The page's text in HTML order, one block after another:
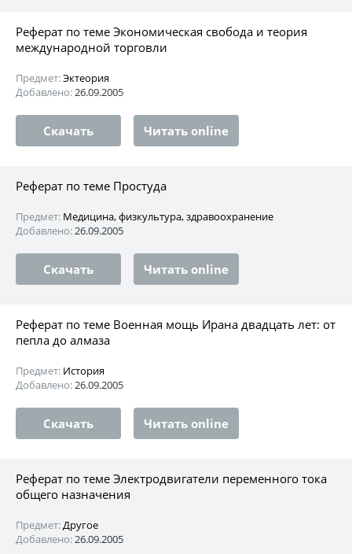
Реферат по теме Экономическая свобода и теория
международной торговли
Предмет:Эктеория
Добавлено:26.09.2005
Скачать Читать online
Реферат по теме Простуда
Предмет: Медицина, физкультура, здравоохранение
Добавлено:26.09.2005
Скачать Читать online
Реферат по теме Военная мощь Ирана двадцать лет: от
пепла до алмаза
Предмет: История
Добавлено:26.09.2005
Скачать Читать online
Реферат по теме Электродвигатели переменного тока
общего назначения
Предмет:Другое
Добавлено:26.09.2005